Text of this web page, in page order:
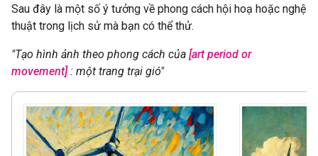
Sau đây là một số ý tưởng về phong cách hội hoạ hoặc nghệ
thuật trong lịch sử mà bạn có thể thử.
"Tạo hình ảnh theo phong cách của [art period or
movement]: một trang trại gió"